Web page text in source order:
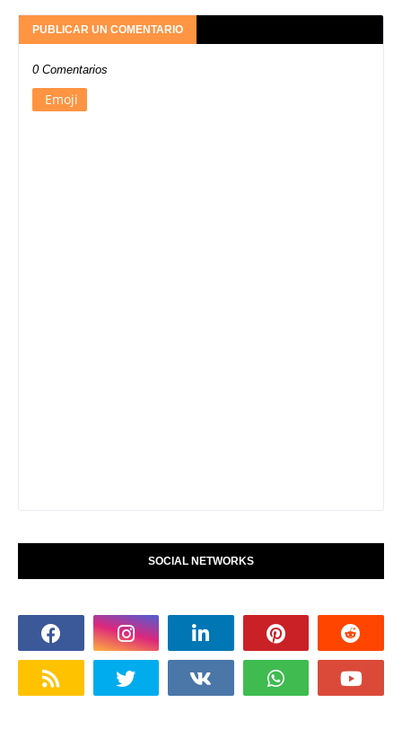
PUBLICAR UN COMENTARIO
0 Comentarios
Emoji
SOCIAL NETWORKS